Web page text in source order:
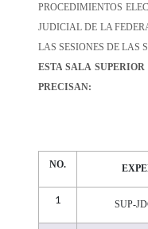
PROCEDIMIENTOS
JUDICIAL DE LA
LAS SESIONES DE LAS
ESTA SALA
PRECISAN:
NO.
1 SUP-